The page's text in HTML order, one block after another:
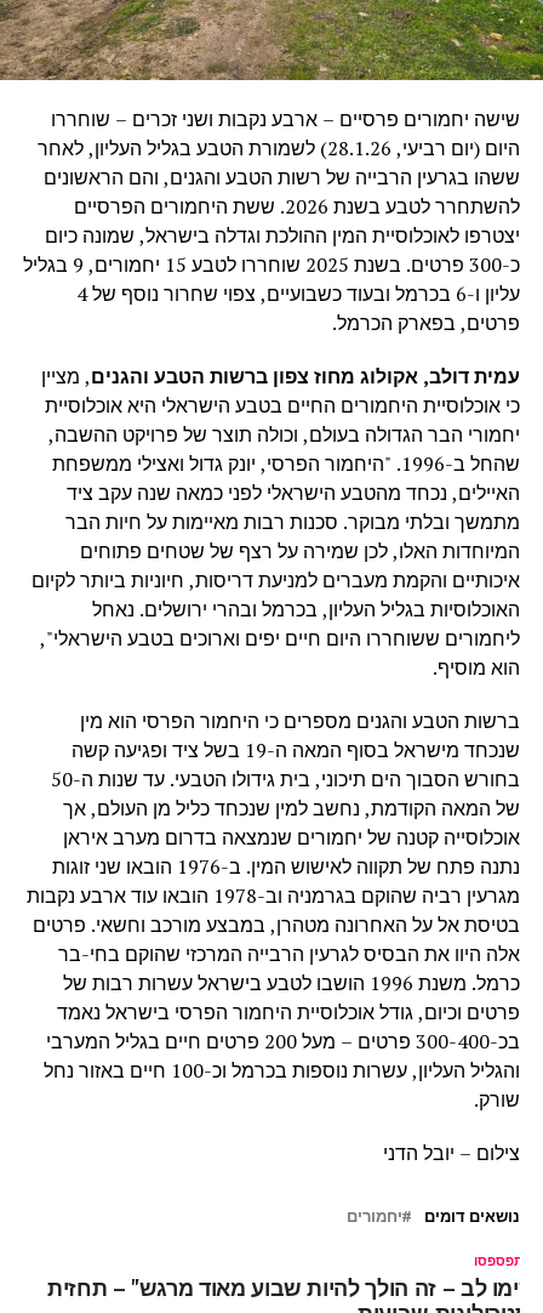
שישה יחמורים פרסיים – ארבע נקבות ושני זכרים – שוחררו
היום (יום רביעי, 28.1.26) לשמורת הטבע בגליל העליון, לאחר
ששהו בגרעין הרבייה של רשות הטבע והגנים, והם הראשונים
להשתחרר לטבע בשנת 2026. ששת היחמורים הפרסיים
יצטרפו לאוכלוסיית המין ההולכת וגדלה בישראל, שמונה כיום
כ-300 פרטים. בשנת 2025 שוחררו לטבע 15 יחמורים, 9 בגליל
עליון ו-6 בכרמל ובעוד כשבועיים, צפוי שחרור נוסף של 4
פרטים, בפארק הכרמל.
עמית דולב, אקולוג מחוז צפון ברשות הטבע והגנים, מציין
כי אוכלוסיית היחמורים החיים בטבע הישראלי היא אוכלוסיית
יחמורי הבר הגדולה בעולם, וכולה תוצר של פרויקט ההשבה,
שהחל ב-1996. "היחמור הפרסי, יונק גדול ואצילי ממשפחת
האיילים, נכחד מהטבע הישראלי לפני כמאה שנה עקב ציד
מתמשך ובלתי מבוקר. סכנות רבות מאיימות על חיות הבר
המיוחדות האלו, לכן שמירה על רצף של שטחים פתוחים
איכותיים והקמת מעברים למניעת דריסות, חיוניות ביותר לקיום
האוכלוסיות בגליל העליון, בכרמל ובהרי ירושלים. נאחל
ליחמורים ששוחררו היום חיים יפים וארוכים בטבע הישראלי",
הוא מוסיף.
ברשות הטבע והגנים מספרים כי היחמור הפרסי הוא מין
שנכחד מישראל בסוף המאה ה-19 בשל ציד ופגיעה קשה
בחורש הסבוך הים תיכוני, בית גידולו הטבעי. עד שנות ה-50
של המאה הקודמת, נחשב למין שנכחד כליל מן העולם, אך
אוכלוסייה קטנה של יחמורים שנמצאה בדרום מערב איראן
נתנה פתח של תקווה לאישוש המין. ב-1976 הובאו שני זוגות
מגרעין רביה שהוקם בגרמניה וב-1978 הובאו עוד ארבע נקבות
בטיסת אל על האחרונה מטהרן, במבצע מורכב וחשאי. פרטים
אלה היוו את הבסיס לגרעין הרבייה המרכזי שהוקם בחי-בר
כרמל. משנת 1996 הושבו לטבע בישראל עשרות רבות של
פרטים וכיום, גודל אוכלוסיית היחמור הפרסי בישראל נאמד
בכ-300-400 פרטים – מעל 200 פרטים חיים בגליל המערבי
והגליל העליון, עשרות נוספות בכרמל וכ-100 חיים באזור נחל
שורק.
צילום – יובל הדני
נושאים דומים יחמורים
תפספסו
לב – זה הולך להיות שבוע מאוד מרגש" – תחזית